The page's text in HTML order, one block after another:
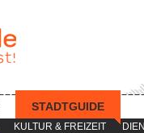
KULTUR & FREIZEIT
STADTGUIDE